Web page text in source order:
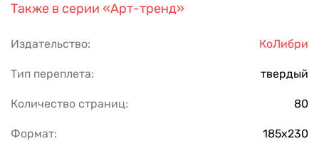
Также в серии «Арт-тренд»
Издательство: КоЛибри
Тип переплета: твердый
Количество страниц: 80
Формат: 185х230